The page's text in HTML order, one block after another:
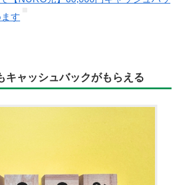
す
キャッシュバックがもらえる